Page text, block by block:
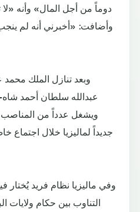
دوماً من أجل المال» وأنه
وأضافت: «أخبرني أنه لم
وبعد تنازل الملك
عبدالله سلطان أحمد
ويشغل عدداً من المناصب
جديداً لماليزيا خلال اجتماع
وفي ماليزيا نظام فريد
التناوب بين حكام ولايات